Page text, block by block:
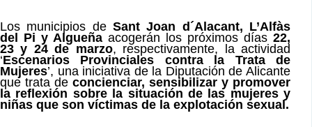
Los municipios de Sant Joan d´Alacant, L’Alfàs
del Pi y Algueña acogerán los próximos días 22,
23 y 24 de marzo, respectivamente, la actividad
‘Escenarios Provinciales contra la Trata de
Mujeres’, una iniciativa de la Diputación de Alicante
que trata de concienciar, sensibilizar y promover
la reflexión sobre la situación de las mujeres y
niñas que son víctimas de la explotación sexual.